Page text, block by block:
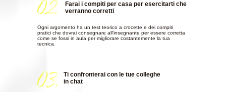
Ti confronterai con le tue colleghe
in chat
Farai i compiti per casa per esercitarti che
verranno corretti
Ogni argomento ha un test teorico a crocette e dei compiti
pratici che dovrai consegnare all'insegnante per essere corretta
come se fossi in aula per migliorare costantemente la tua
tecnica.